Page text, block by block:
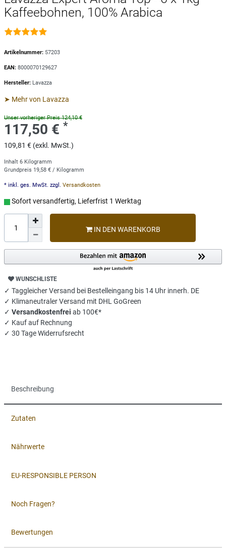
Kaffeebohnen, 100% Arabica
Artikelnummer: 57203
EAN: 8000070129627
Hersteller: Lavazza
➤ Mehr von Lavazza
Unser vorheriger Preis 124,10 €
117,50 € *
109,81 € (exkl. MwSt.)
Inhalt 6 Kilogramm
Grundpreis 19,58 € / Kilogramm
* inkl. ges. MwSt. zzgl. Versandkosten
Sofort versandfertig, Lieferfrist 1 Werktag
IN DEN WARENKORB
WUNSCHLISTE
✓ Taggleicher Versand bei Bestelleingang bis 14 Uhr innerh. DE
✓ Klimaneutraler Versand mit DHL GoGreen
✓ Versandkostenfrei ab 100€*
✓ Kauf auf Rechnung
✓ 30 Tage Widerrufsrecht
Beschreibung
Zutaten
Nährwerte
EU-RESPONSIBLE PERSON
Noch Fragen?
Bewertungen